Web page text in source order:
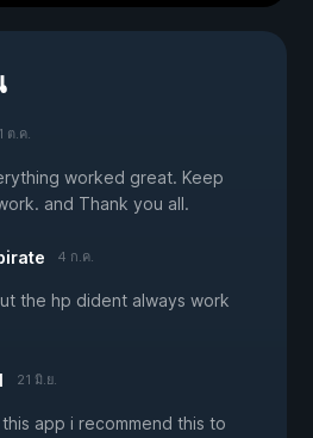
ต.ค.
worked great. Keep
and Thank you all.
4 ก.ค.
the hp dident always work
21 มิ.ย.
app i recommend this to